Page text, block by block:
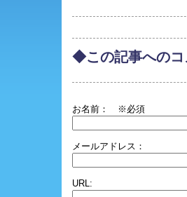
◆この記事へのコ
お名前： ※必須
メールアドレス：
URL: